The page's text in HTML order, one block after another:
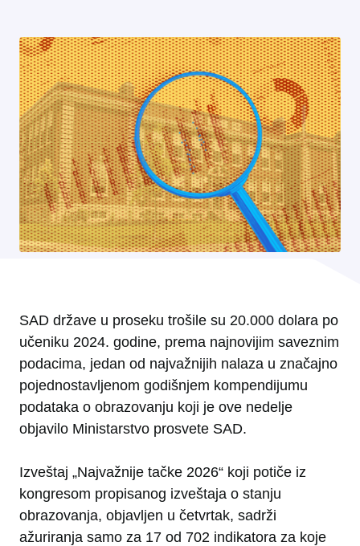
SAD države u proseku trošile su 20.000 dolara po
učeniku 2024. godine, prema najnovijim saveznim
podacima, jedan od najvažnijih nalaza u značajno
pojednostavljenom godišnjem kompendijumu
podataka o obrazovanju koji je ove nedelje
objavilo Ministarstvo prosvete SAD.
Izveštaj „Najvažnije tačke 2026“ koji potiče iz
kongresom propisanog izveštaja o stanju
obrazovanja, objavljen u četvrtak, sadrži
ažuriranja samo za 17 od 702 indikatora za koje